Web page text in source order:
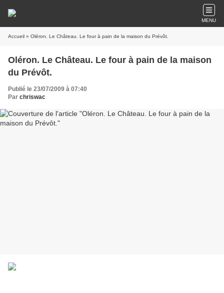
MENU
Accueil » Oléron. Le Château. Le four à pain de la maison du Prévôt.
Oléron. Le Château. Le four à pain de la maison
du Prévôt.
Publié le 23/07/2009 à 07:40
Par chriswac